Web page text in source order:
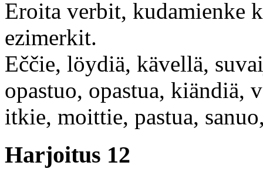
Eroita verbit, kudamienke
ezimerkit.
Eččie, löydiä, kävellä,
opastuo, opastua, kiändiä,
itkie, moittie, pastua,
Harjoitus 12